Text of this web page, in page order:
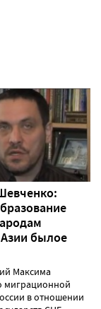
былое
Максима
миграционной
в отношении